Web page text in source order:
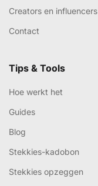
Creators en influencers
Contact
Tips & Tools
Hoe werkt het
Guides
Blog
Stekkies-kadobon
Stekkies opzeggen